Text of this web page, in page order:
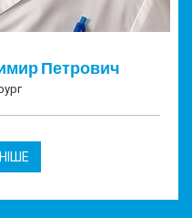
Петрович